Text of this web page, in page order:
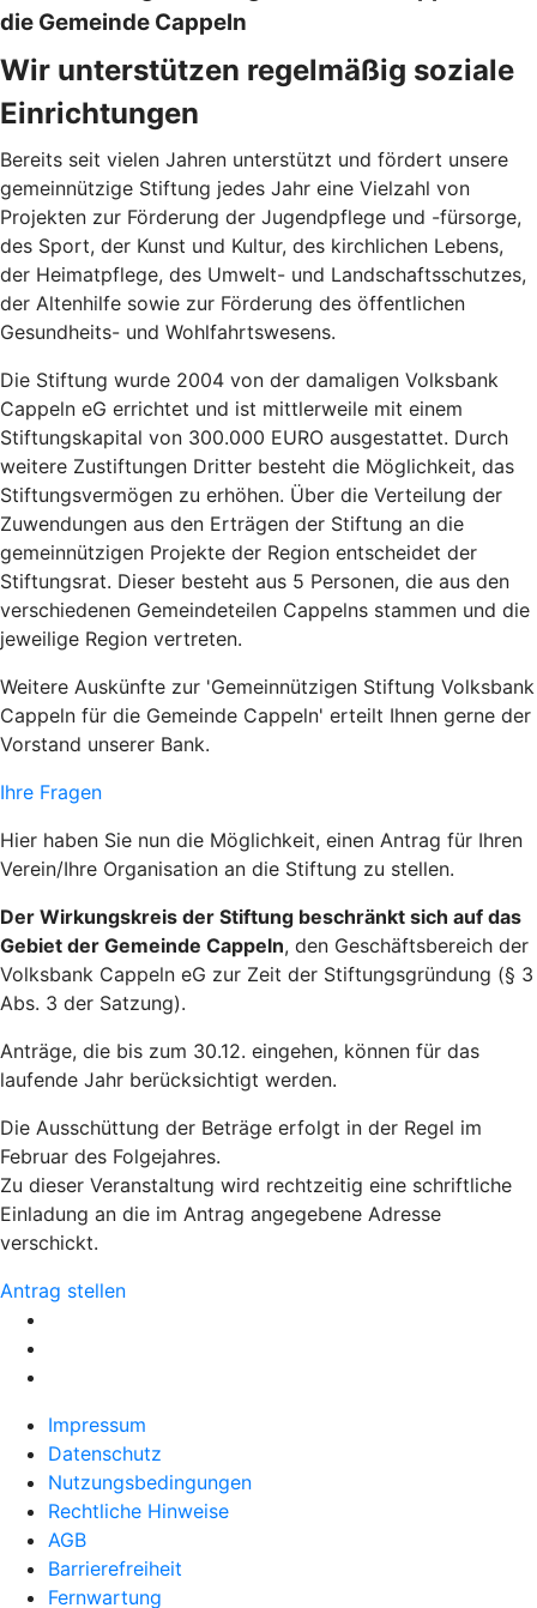
die Gemeinde Cappeln
Wir unterstützen regelmäßig soziale
Einrichtungen
Bereits seit vielen Jahren unterstützt und fördert unsere
gemeinnützige Stiftung jedes Jahr eine Vielzahl von
Projekten zur Förderung der Jugendpflege und -fürsorge,
des Sport, der Kunst und Kultur, des kirchlichen Lebens,
der Heimatpflege, des Umwelt- und Landschaftsschutzes,
der Altenhilfe sowie zur Förderung des öffentlichen
Gesundheits- und Wohlfahrtswesens.
Die Stiftung wurde 2004 von der damaligen Volksbank
Cappeln eG errichtet und ist mittlerweile mit einem
Stiftungskapital von 300.000 EURO ausgestattet. Durch
weitere Zustiftungen Dritter besteht die Möglichkeit, das
Stiftungsvermögen zu erhöhen. Über die Verteilung der
Zuwendungen aus den Erträgen der Stiftung an die
gemeinnützigen Projekte der Region entscheidet der
Stiftungsrat. Dieser besteht aus 5 Personen, die aus den
verschiedenen Gemeindeteilen Cappelns stammen und die
jeweilige Region vertreten.
Weitere Auskünfte zur 'Gemeinnützigen Stiftung Volksbank
Cappeln für die Gemeinde Cappeln' erteilt Ihnen gerne der
Vorstand unserer Bank.
Ihre Fragen
Hier haben Sie nun die Möglichkeit, einen Antrag für Ihren
Verein/Ihre Organisation an die Stiftung zu stellen.
Der Wirkungskreis der Stiftung beschränkt sich auf das
Gebiet der Gemeinde Cappeln, den Geschäftsbereich der
Volksbank Cappeln eG zur Zeit der Stiftungsgründung (§ 3
Abs. 3 der Satzung).
Anträge, die bis zum 30.12. eingehen, können für das
laufende Jahr berücksichtigt werden.
Die Ausschüttung der Beträge erfolgt in der Regel im
Februar des Folgejahres.
Zu dieser Veranstaltung wird rechtzeitig eine schriftliche
Einladung an die im Antrag angegebene Adresse
verschickt.
Antrag stellen
Impressum
Datenschutz
Nutzungsbedingungen
Rechtliche Hinweise
AGB
Barrierefreiheit
Fernwartung